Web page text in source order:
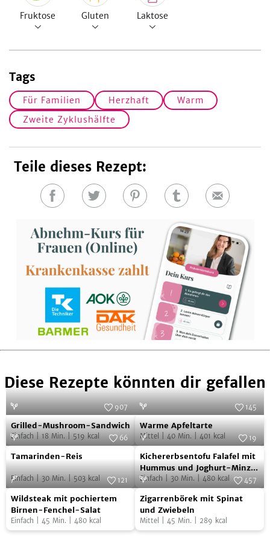
Fruktose Gluten Laktose
Tags
Für Familien Herzhaft
Warm
Zweite Zyklushälfte
Teile dieses Rezept:
Auf
teilen
Auf
teilen
Auf
teilen
Auf
teilen
E-
Diese Rezepte könnten dir gefallen
Grilled-
Mushroom-
Sandwich
SevenCooks
907
Grilled-Mushroom-Sandwich
Einfach 18 Min. 519 kcal
Warme
Apfeltarte
145
Warme Apfeltarte
Mittel 40 Min. 401 kcal
Tamarinden-
Reis
Foto:
66
Tamarinden-Reis
Einfach 30 Min. 503 kcal
Kichererbsentofu
Falafel
mit
Hummus
und
Joghurt-
Foto: Zeevi
19
Kichererbsentofu Falafel mit
Hummus und Joghurt-Minze
Dip
Einfach 30 Min. 480 kcal
Wildsteak
mit
pochiertem
Foto:
121
Wildsteak mit pochiertem
Birnen-Fenchel-Salat
Einfach 45 Min. 480 kcal
Zigarrenbörek
mit
Spinat
Foto: SevenCooks
457
Zigarrenbörek mit Spinat
und Zwiebeln
Mittel 45 Min. 289 kcal